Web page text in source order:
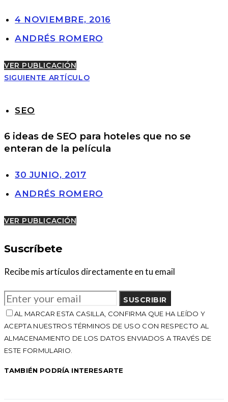
4 NOVIEMBRE, 2016
ANDRÉS ROMERO
VER PUBLICACIÓN
SIGUIENTE ARTÍCULO
SEO
6 ideas de SEO para hoteles que no se
enteran de la película
30 JUNIO, 2017
ANDRÉS ROMERO
VER PUBLICACIÓN
Suscríbete
Recibe mis artículos directamente en tu email
SUSCRIBIR
AL MARCAR ESTA CASILLA, CONFIRMA QUE HA LEÍDO Y
ACEPTA NUESTROS TÉRMINOS DE USO CON RESPECTO AL
ALMACENAMIENTO DE LOS DATOS ENVIADOS A TRAVÉS DE
ESTE FORMULARIO.
TAMBIÉN PODRÍA INTERESARTE